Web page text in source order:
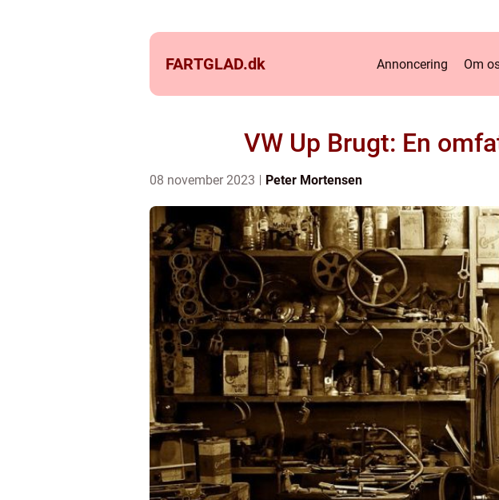
FARTGLAD.dk Annoncering Om
VW Up Brugt: En
08 november 2023 Peter Mortensen